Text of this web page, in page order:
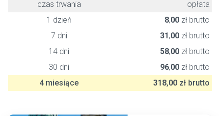
czas trwania
opłata
1 dzień
8,00 zł brutto
7 dni
31,00 zł brutto
14 dni
58,00 zł brutto
30 dni
96,00 zł brutto
4 miesiące
318,00 zł brutto